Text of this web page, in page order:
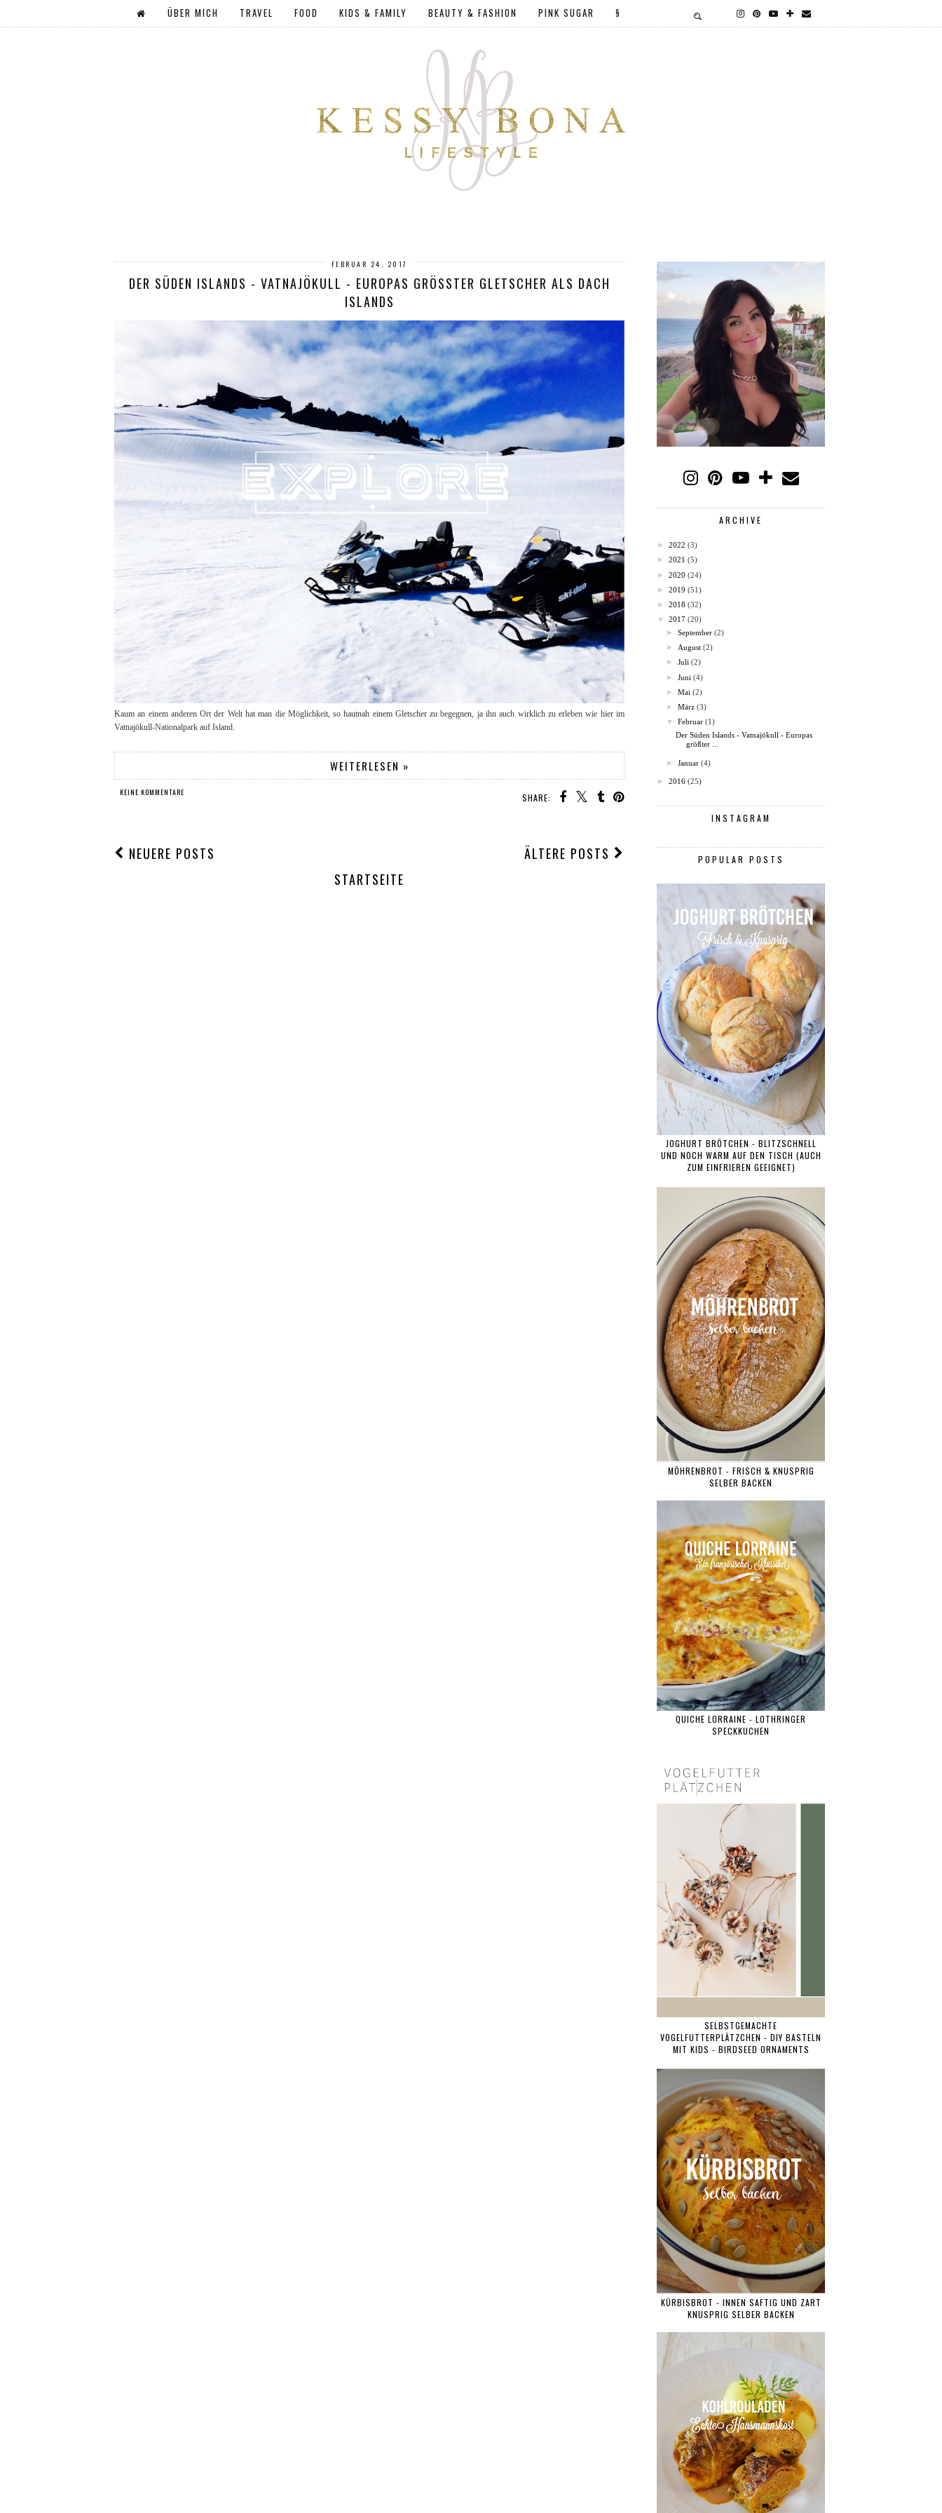
ÜBER MICH TRAVEL FOOD KIDS & FAMILY BEAUTY & FASHION PINK SUGAR §
FEBRUAR 24, 2017
DER SÜDEN ISLANDS - VATNAJÖKULL - EUROPAS GRÖSSTER GLETSCHER ALS DACH I
SLANDS
Kaum an einem anderen Ort der Welt hat man die Möglichkeit, so hautnah einem Gletscher zu begegnen, ja ihn auch wirklich zu erleben wie hier im
Vatnajökull-Nationalpark auf Island.
WEITERLESEN »
SHARE:
KEINE KOMMENTARE
NEUERE POSTS
ÄLTERE POSTS
STARTSEITE
ARCHIVE
► 2022 (3)
► 2021 (5)
► 2020 (24)
► 2019 (51)
► 2018 (32)
▼
2017 (20)
►September (2)
► August (2)
►Juli (2)
►Juni (4)
►Mai (2)
►März (3)
▼
Februar (1)
Der Süden Islands - Vatnajökull - Europas
größter ...
►Januar (4)
► 2016 (25)
INSTAGRAM
POPULAR POSTS
JOGHURT BRÖTCHEN - BLITZSCHNELL
UND NOCH WARM AUF DEN TISCH (AUCH
ZUM EINFRIEREN GEEIGNET)
MÖHRENBROT - FRISCH & KNUSPRIG
SELBER BACKEN
QUICHE LORRAINE - LOTHRINGER
SPECKKUCHEN
SELBSTGEMACHTE
VOGELFUTTERPLÄTZCHEN - DIY BASTELN
MIT KIDS - BIRDSEED ORNAMENTS
KÜRBISBROT - INNEN SAFTIG UND ZART
KNUSPRIG SELBER BACKEN